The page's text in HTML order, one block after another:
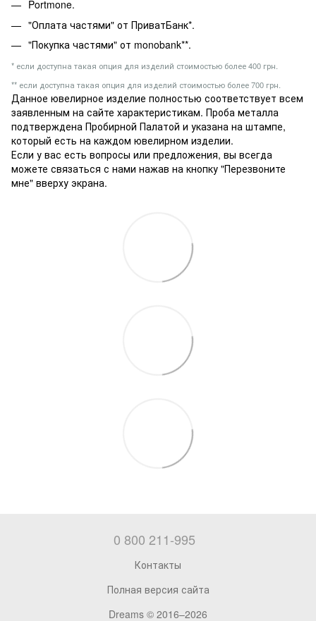
Portmone.
"Оплата частями" от ПриватБанк*.
"Покупка частями" от monobank**.
* если доступна такая опция для изделий стоимостью более 400 грн.
** если доступна такая опция для изделий стоимостью более 700 грн.
Данное ювелирное изделие полностью соответствует всем
заявленным на сайте характеристикам. Проба металла
подтверждена Пробирной Палатой и указана на штампе,
который есть на каждом ювелирном изделии.
Если у вас есть вопросы или предложения, вы всегда
можете связаться с нами нажав на кнопку "Перезвоните
мне" вверху экрана.
0 800 211-995
Контакты
Полная версия сайта
Dreams © 2016–2026